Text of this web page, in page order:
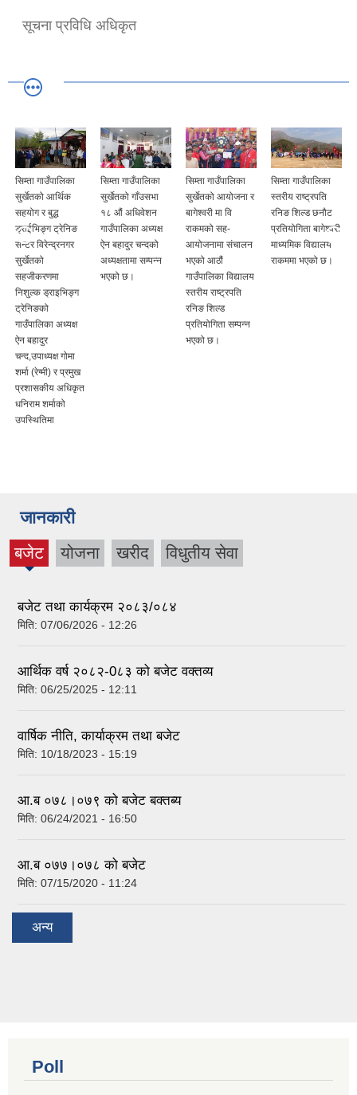
सूचना प्रविधि अधिकृत
सिम्ता गाउँपालिका
सुर्खेतको आर्थिक
सहयोग र बुद्ध
ड्राईभिङ्ग ट्रेनिङ
सेन्टर विरेन्द्रनगर
सुर्खेतको
सहजीकरणमा
निशुल्क ड्राइभिङ्ग
ट्रेनिङको
गाउँपालिका अध्यक्ष
ऐन बहादुर
चन्द,उपाध्यक्ष गोमा
शर्मा (रेग्मी) र प्रमुख
प्रशासकीय अधिकृत
धनिराम शर्माको
उपस्थितिमा
सिम्ता गाउँपालिका
सुर्खेतको गाँउसभा
१८ औं अधिवेशन
गाउँपालिका अध्यक्ष
ऐन बहादुर चन्दको
अध्यक्षतामा सम्पन्न
भएको छ।
सिम्ता गाउँपालिका
सुर्खेतको आयोजना र
बागेश्वरी मा वि
राकमको सह-
आयोजनामा संचालन
भएको आठौं
गाउँपालिका विद्यालय
स्तरीय राष्ट्रपति
रनिङ शिल्ड
प्रतियोगिता सम्पन्न
भएको छ।
सिम्ता गाउँपालिका
स्तरीय राष्ट्रपति
रनिङ शिल्ड छनौट
प्रतियोगिता बागेश्वरी
माध्यमिक विद्यालय
राकममा भएको छ।
जानकारी
बजेट
(active
योजना खरीद विधुतीय सेवा
बजेट तथा कार्यक्रम २०८३/०८४
मिति: 07/06/2026 - 12:26
आर्थिक वर्ष २०८२-0८३ को बजेट वक्तव्य
मिति: 06/25/2025 - 12:11
वार्षिक नीति, कार्याक्रम तथा बजेट
मिति: 10/18/2023 - 15:19
आ.ब ०७८।०७९ को बजेट बक्तब्य
मिति: 06/24/2021 - 16:50
आ.ब ०७७।०७८ को बजेट
मिति: 07/15/2020 - 11:24
अन्य
Poll